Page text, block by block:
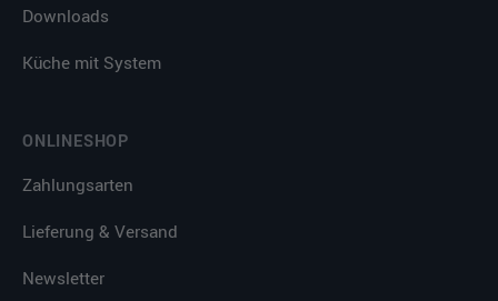
Downloads
Küche mit System
ONLINESHOP
Zahlungsarten
Lieferung & Versand
Newsletter